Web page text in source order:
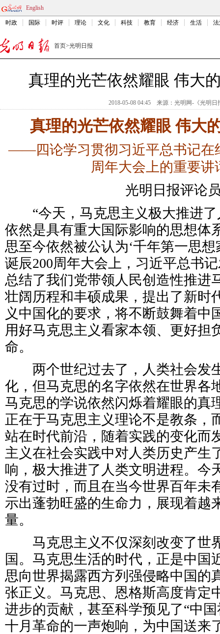
English
时政 国际 时评 理论 文化 科技 教育 经济 生活
首页>光明日报
真理的光芒依然耀眼 伟大
2018-05-08 04:45 来源： 光明网-《光明日
真理的光芒依然耀眼 伟大
——四论学习贯彻习近平总书记在
周年大会上的重要讲
光明日报评论
“今天，马克思主义极大推进了
依然是具有重大国际影响的思想体
思至今依然被公认为‘千年第一思想
诞辰200周年大会上，习近平总书
总结了我们党带领人民创造性推进
壮阔历程和丰硕成果，提出了新时
义中国化的要求，将不断鼓舞着中
用好马克思主义看家本领、更好担
命。
两个世纪过去了，人类社会发
化，但马克思的名字依然在世界各
马克思的学说依然闪烁着耀眼的真
正在于马克思主义理论不是教条，
站在时代前沿，随着实践的变化而
主义在社会实践中对人类历史产生
响，极大推进了人类文明进程。今
没有过时，而且在当今世界百年未
示出蓬勃旺盛的生命力，展现着越
量。
马克思主义不仅深刻改变了世
国。马克思生活的时代，正是中国
思向世界揭露西方列强侵略中国的
张正义。马克思、恩格斯高度肯定
进步的贡献，甚至科学预见了“中
十月革命的一声炮响，为中国送来